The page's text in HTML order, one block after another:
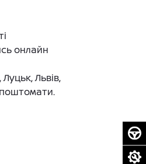
онлайн
Львів,
поштомати.